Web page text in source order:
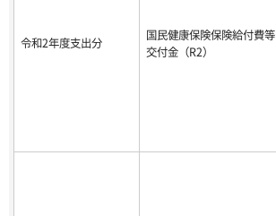
令和2年度支出分
国民健康保険保険給付費等
交付金（R2）